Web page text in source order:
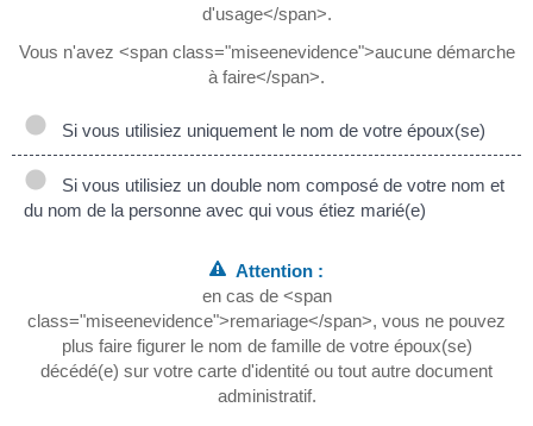
d'usage</span>.
Vous n'avez <span class="miseenevidence">aucune démarche
à faire</span>.
Si vous utilisiez uniquement le nom de votre époux(se)
Si vous utilisiez un double nom composé de votre nom et
du nom de la personne avec qui vous étiez marié(e)
Attention :
en cas de <span
class="miseenevidence">remariage</span>, vous ne pouvez
plus faire figurer le nom de famille de votre époux(se)
décédé(e) sur votre carte d'identité ou tout autre document
administratif.